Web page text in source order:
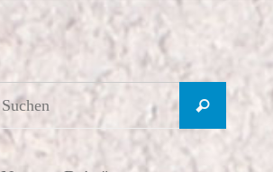
Suchen
Suchen